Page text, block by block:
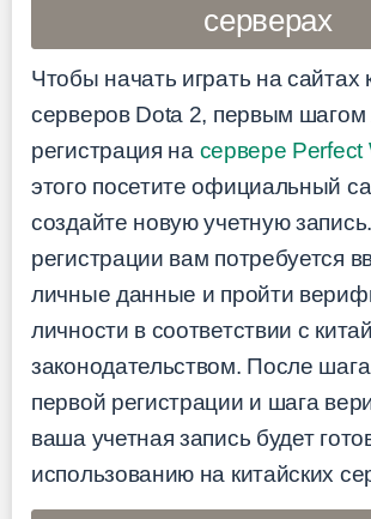
серверах
Чтобы начать играть на сайтах
серверов Dota 2, первым шагом
регистрация на сервере Perfect
этого посетите официальный
создайте новую учетную
регистрации вам потребуется
личные данные и пройти
личности в соответствии с
законодательством. После
первой регистрации и шага
ваша учетная запись будет
использованию на китайских